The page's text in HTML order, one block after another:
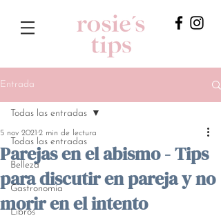
Entrada
Todas las entradas
Belleza
Gastronomía
Libros
Todas las entradas
Parejas en el abismo - Tips
para discutir en pareja y no
morir en el intento
5 nov 2021 2 min de lectura